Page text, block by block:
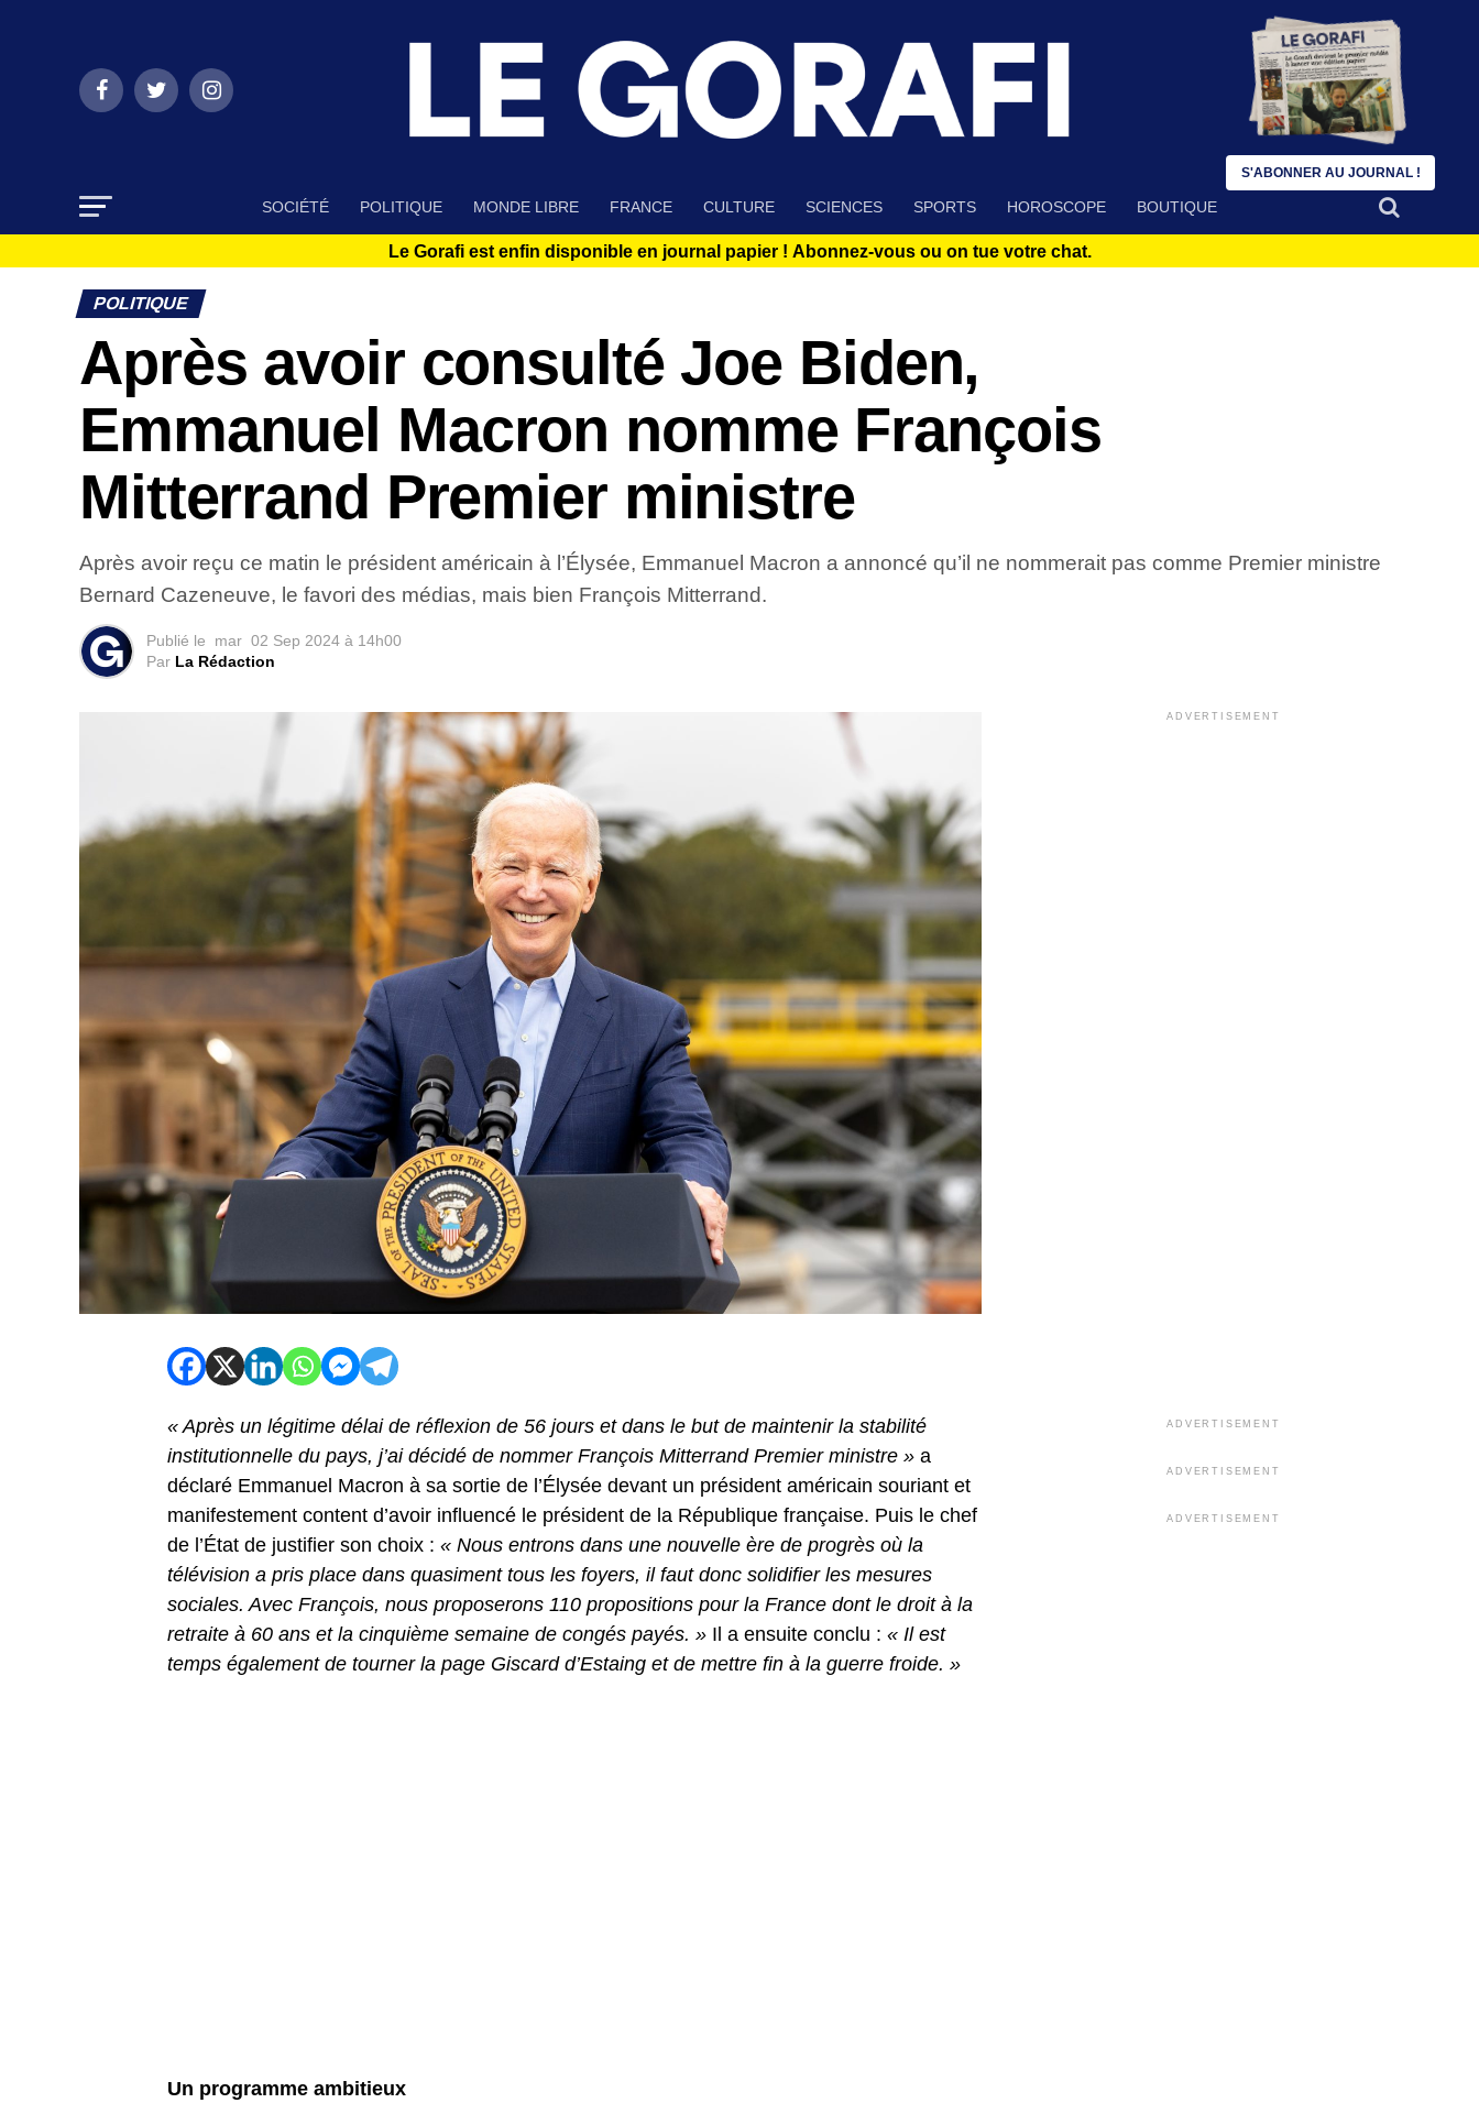
SOCIÉTÉ POLITIQUE MONDE LIBRE FRANCE CULTURE SCIENCES SPORTS HOROSCOPE BOUTIQUE
Le Gorafi est enfin disponible en journal papier ! Abonnez-vous ou on tue votre chat.
POLITIQUE
Après avoir consulté Joe Biden,
Emmanuel Macron nomme François
Mitterrand Premier ministre
Après avoir reçu ce matin le président américain à l’Élysée, Emmanuel Macron a annoncé qu’il ne nommerait pas comme Premier ministre
Bernard Cazeneuve, le favori des médias, mais bien François Mitterrand.
Publié le mar 02 Sep 2024 à 14h00
Par La Rédaction
« Après un légitime délai de réflexion de 56 jours et dans le but de maintenir la stabilité
institutionnelle du pays, j’ai décidé de nommer François Mitterrand Premier ministre » a
déclaré Emmanuel Macron à sa sortie de l’Élysée devant un président américain souriant et
manifestement content d’avoir influencé le président de la République française. Puis le chef
de l’État de justifier son choix : « Nous entrons dans une nouvelle ère de progrès où la
télévision a pris place dans quasiment tous les foyers, il faut donc solidifier les mesures
sociales. Avec François, nous proposerons 110 propositions pour la France dont le droit à la
retraite à 60 ans et la cinquième semaine de congés payés. » Il a ensuite conclu : « Il est
temps également de tourner la page Giscard d’Estaing et de mettre fin à la guerre froide. »
Un programme ambitieux
ADVERTISEMENT
ADVERTISEMENT
ADVERTISEMENT
ADVERTISEMENT
S'ABONNER AU JOURNAL !